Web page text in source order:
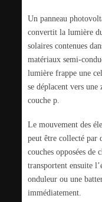
Un panneau
convertit la lumière
solaires contenues
matériaux semi-
lumière frappe une
se déplacent vers une
couche p.
Le mouvement des
peut être collecté par
couches opposées de
transportent ensuite
onduleur ou une
immédiatement.